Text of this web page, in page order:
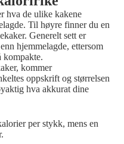
hva de ulike kakene
Til høyre finner du en
Generelt sett er
hjemmelagde, ettersom
kompakte.
kommer
oppskrift og størrelsen
hva akkurat dine
per stykk, mens en